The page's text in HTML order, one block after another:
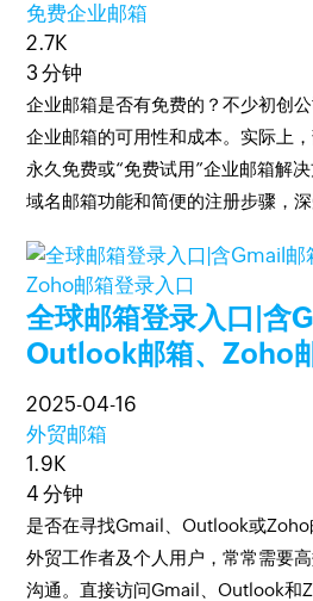
免费企业邮箱
2.7K
3 分钟
企业邮箱是否有免费的？不少初创
企业邮箱的可用性和成本。实际上
永久免费或“免费试用”企业邮箱解
域名邮箱功能和简便的注册步骤，深
全球邮箱登录入口|含
Outlook邮箱、Zoho
2025-04-16
外贸邮箱
1.9K
4 分钟
是否在寻找Gmail、Outlook或Zoho
外贸工作者及个人用户，常常需要
沟通。直接访问Gmail、Outlook和